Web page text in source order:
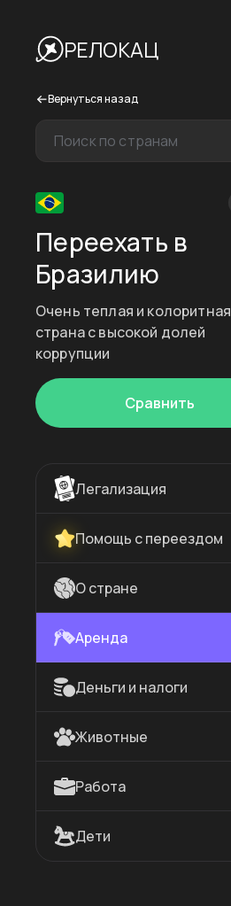
РЕЛОКАЦ
Вернуться назад
Переехать в
Бразилию
Очень теплая и колоритная
страна с высокой долей
коррупции
Сравнить
Легализация
Помощь с переездом
О стране
Аренда
Деньги и налоги
Животные
Работа
Дети